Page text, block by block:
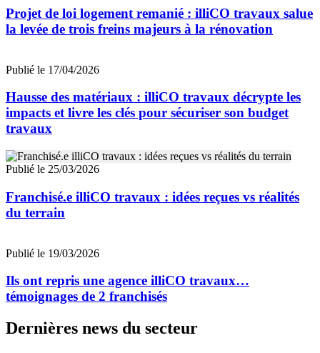
Projet de loi logement remanié : illiCO travaux salue
la levée de trois freins majeurs à la rénovation
Publié le 17/04/2026
Hausse des matériaux : illiCO travaux décrypte les
impacts et livre les clés pour sécuriser son budget
travaux
Publié le 25/03/2026
Franchisé.e illiCO travaux : idées reçues vs réalités
du terrain
Publié le 19/03/2026
Ils ont repris une agence illiCO travaux…
témoignages de 2 franchisés
Dernières news du secteur